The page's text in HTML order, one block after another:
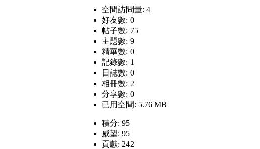
空間訪問量: 4
好友數: 0
帖子數: 75
主題數: 9
精華數: 0
記錄數: 1
日誌數: 0
相冊數: 2
分享數: 0
已用空間: 5.76 MB
積分: 95
威望: 95
貢獻: 242